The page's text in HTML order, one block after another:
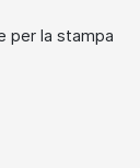
per la stampa